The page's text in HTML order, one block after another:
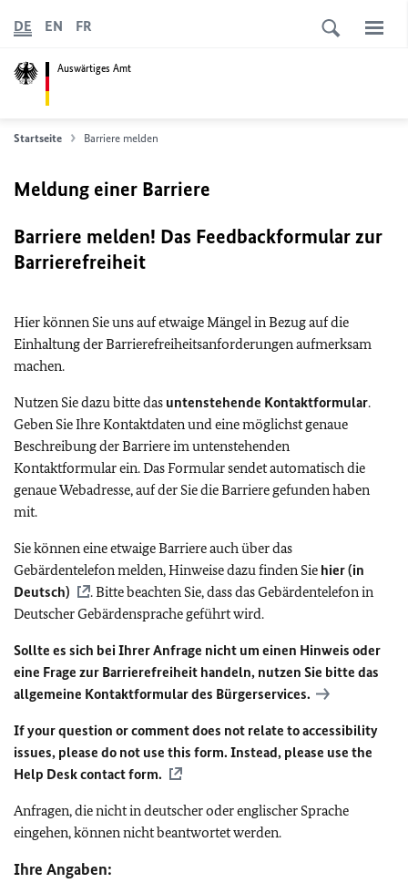
Auswärtiges Amt
DE EN FR
Startseite Barriere melden
Meldung einer Barriere
Barriere melden! Das Feedbackformular zur
Barrierefreiheit
Hier können Sie uns auf etwaige Mängel in Bezug auf die
Einhaltung der Barrierefreiheitsanforderungen aufmerksam
machen.
Nutzen Sie dazu bitte das untenstehende Kontaktformular.
Geben Sie Ihre Kontaktdaten und eine möglichst genaue
Beschreibung der Barriere im untenstehenden
Kontaktformular ein. Das Formular sendet automatisch die
genaue Webadresse, auf der Sie die Barriere gefunden haben
mit.
Sie können eine etwaige Barriere auch über das
Gebärdentelefon melden, Hinweise dazu finden Sie hier (in
Deutsch)
. Bitte beachten Sie, dass das Gebärdentelefon in
Deutscher Gebärdensprache geführt wird.
Sollte es sich bei Ihrer Anfrage nicht um einen Hinweis oder
eine Frage zur Barrierefreiheit handeln, nutzen Sie bitte das
allgemeine Kontaktformular des Bürgerservices.
If your question or comment does not relate to accessibility
issues, please do not use this form. Instead, please use the
Help Desk contact form.
Anfragen, die nicht in deutscher oder englischer Sprache
eingehen, können nicht beantwortet werden.
Ihre Angaben: